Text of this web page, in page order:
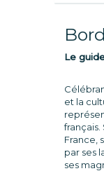
Le
et la
français.
France,
par ses
ses